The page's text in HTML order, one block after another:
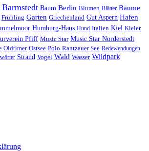
Barmstedt Baum Berlin Blumen Blätter Bäume
Frühling Garten Griechenland Gut Aspern Hafen
Humburg-Haus Hund Italien Kiel Kieler
Pfiff Music Star Music Star Norderstedt
Oldtimer Ostsee Polo Rantzauer See Redewendungen
Strand Vogel Wald Wasser Wildpark